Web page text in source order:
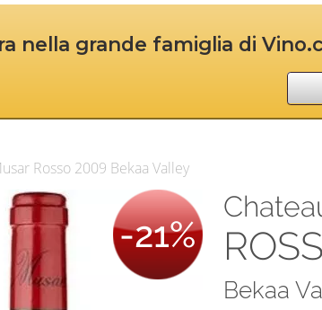
nella grande famiglia di
Rosso 2009 Bekaa Valley
-21%
Bekaa